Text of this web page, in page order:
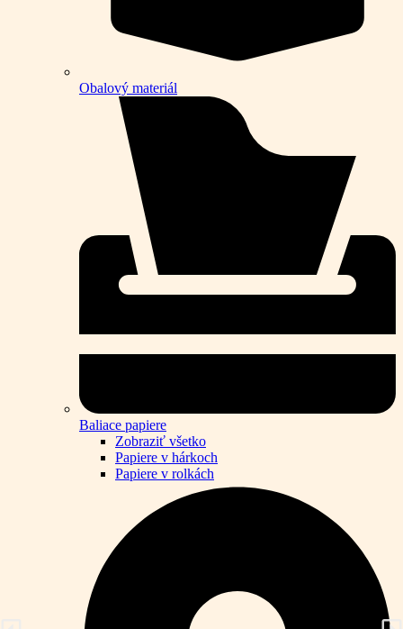
Obalový materiál
Baliace papiere
Zobraziť všetko
Papiere v hárkoch
Papiere v rolkách